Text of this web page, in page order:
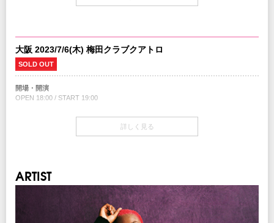
￥7,000-(税込/All Atanding/1Drink別)
4/1(土)10:00am～
チケット先行
クリエイティブマン 3A 会員先行
期間：2/13(月)15:00～2/16(木)18:00
クリエイティブマン モバイル 会員先行
期間：2/13(月)18:00～2/16(木)18:00
期間：3/18(土)12:00～3/26(日)23:59
楽天チケット
期間：2/18(土)12:00～2/26(日)23:59
大阪 2023/7/6(木) 梅田クラブクアトロ
SOLD OUT
開場・開演
OPEN 18:00 / START 19:00
￥7,000-(税込/All Atanding/1Drink別)
クリエイティブマン 3A 会員先行
期間：2/13(月)15:00～2/16(木)18:00
クリエイティブマン モバイル 会員先行
詳しく見る
ARTIST